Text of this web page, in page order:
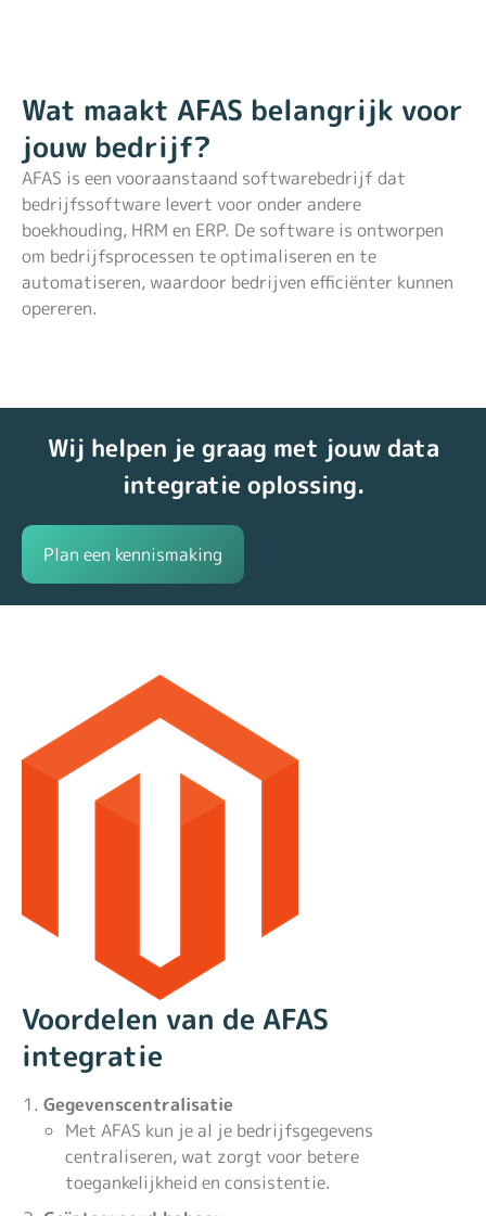
Wat maakt AFAS belangrijk voor
jouw bedrijf?
AFAS is een vooraanstaand softwarebedrijf dat
bedrijfssoftware levert voor onder andere
boekhouding, HRM en ERP. De software is ontworpen
om bedrijfsprocessen te optimaliseren en te
automatiseren, waardoor bedrijven efficiënter kunnen
opereren.
Wij helpen je graag met jouw data
integratie oplossing.
Plan een kennismaking
Voordelen van de AFAS
integratie
Gegevenscentralisatie
Met AFAS kun je al je bedrijfsgegevens
centraliseren, wat zorgt voor betere
toegankelijkheid en consistentie.